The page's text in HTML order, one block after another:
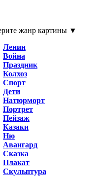
жанр картины ▼
Ленин
Война
Праздник
Колхоз
Спорт
Дети
Натюрморт
Портрет
Пейзаж
Казаки
Ню
Авангард
Сказка
Плакат
Скульптура